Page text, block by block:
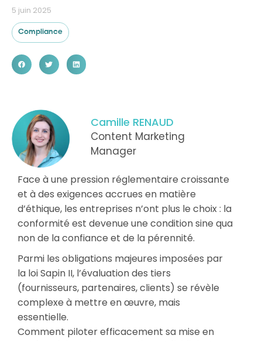
5 juin 2025
Compliance
Camille RENAUD
Content Marketing
Manager
Face à une pression réglementaire croissante
et à des exigences accrues en matière
d’éthique, les entreprises n’ont plus le choix : la
conformité est devenue une condition sine qua
non de la confiance et de la pérennité.
Parmi les obligations majeures imposées par
la loi Sapin II, l’évaluation des tiers
(fournisseurs, partenaires, clients) se révèle
complexe à mettre en œuvre, mais
essentielle.
Comment piloter efficacement sa mise en